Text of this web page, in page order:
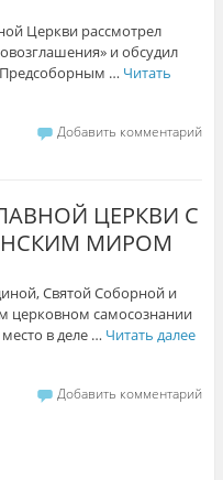
Церкви рассмотрел
и обсудил
Предсоборным … Читать
Добавить комментарий
ЦЕРКВИ С
МИРОМ
Святой Соборной и
церковном самосознании
в деле … Читать далее
Добавить комментарий